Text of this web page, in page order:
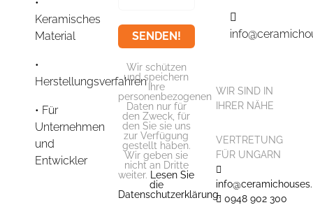
Keramisches
Material
Herstellungsverfahren
Für
Unternehmen
und
Entwickler
Wir schützen
und speichern
Ihre
personenbezogenen
Daten nur für
den Zweck, für
den Sie sie uns
zur Verfügung
gestellt haben.
Wir geben sie
nicht an Dritte
weiter.
Lesen Sie
die
Datenschutzerklärung.
WIR SIND IN
IHRER NÄHE
VERTRETUNG
FÜR UNGARN
0948 902 300